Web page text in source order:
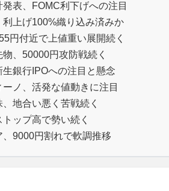
表、FOMC利下げへの注目
利上げ100%織り込み済みか
円付近で上値重い展開続く
物、50000円攻防戦続く
生銀行IPOへの注目と懸念
ーノ、活発な値動きに注目
地合い悪く苦戦続く
ップ高で勢い続く
、9000円割れで軟調推移